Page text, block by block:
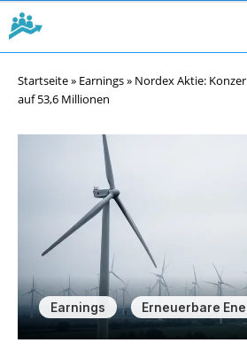
Startseite» Earnings» Nordex Aktie:
auf 53,6 Millionen
Earnings , Erneuerbare